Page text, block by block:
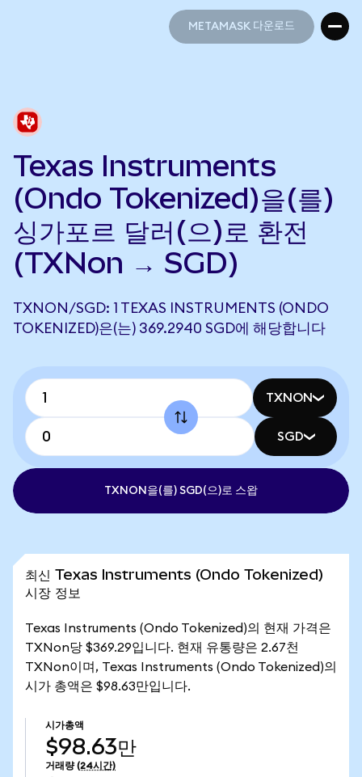
METAMASK 다운로드
Texas Instruments
(Ondo Tokenized)을(를)
싱가포르 달러(으)로 환전
(TXNon → SGD)
TXNON/SGD: 1 TEXAS INSTRUMENTS (ONDO
TOKENIZED)은(는) 369.2940 SGD에 해당합니다
TXNON
SGD
TXNON을(를) SGD(으)로 스왑
최신 Texas Instruments (Ondo Tokenized)
시장 정보
Texas Instruments (Ondo Tokenized)의 현재 가격은
TXNon당 $369.29입니다. 현재 유통량은 2.67천
TXNon이며, Texas Instruments (Ondo Tokenized)의
시가 총액은 $98.63만입니다.
시가총액
$98.63만
거래량 (24시간)